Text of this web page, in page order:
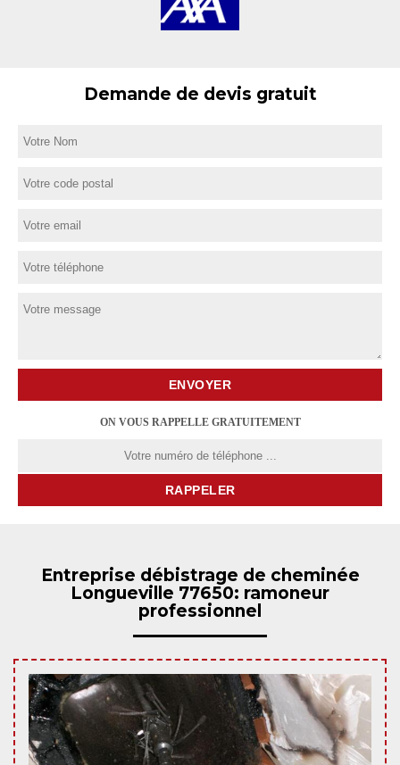
Demande de devis gratuit
ON VOUS RAPPELLE GRATUITEMENT
Entreprise débistrage de cheminée
Longueville 77650: ramoneur
professionnel